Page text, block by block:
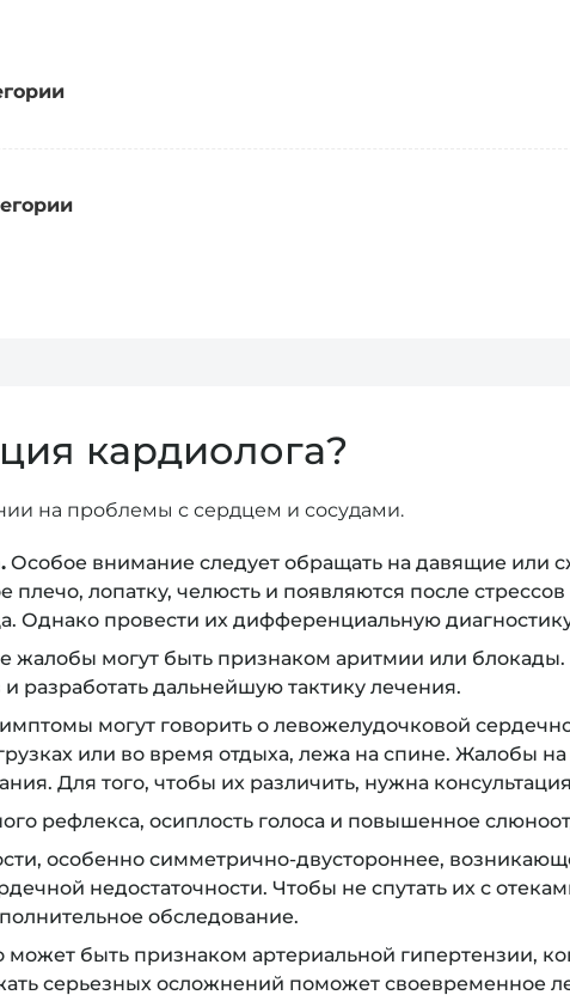
кардиолога?
на проблемы с сердцем и сосудами.
Особое внимание следует обращать на давящие или
плечо, лопатку, челюсть и появляются после
Однако провести их дифференциальную
жалобы могут быть признаком аритмии или
разработать дальнейшую тактику лечения.
могут говорить о левожелудочковой
или во время отдыха, лежа на спине. Жалобы
Для того, чтобы их различить, нужна
рефлекса, осиплость голоса и повышенное
особенно симметрично-двустороннее,
недостаточности. Чтобы не спутать их с
обследование.
может быть признаком артериальной гипертензии,
серьезных осложнений поможет своевременное